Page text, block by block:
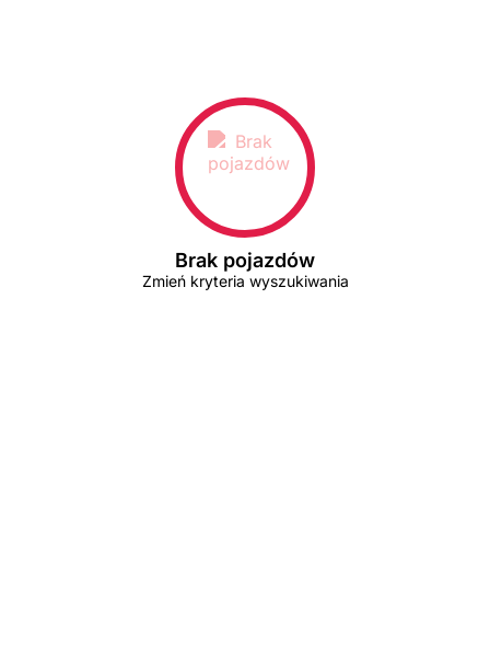
Brak pojazdów
Zmień kryteria wyszukiwania